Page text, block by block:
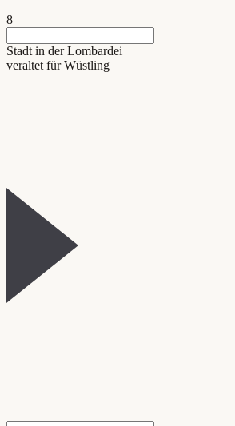
8
Stadt in der Lombardei
veraltet für Wüstling